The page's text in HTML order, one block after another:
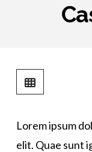
Lorem ipsum
elit. Quae sunt